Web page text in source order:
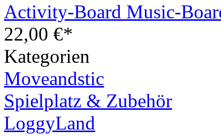
Activity-Board Music-
22,00 €*
Kategorien
Moveandstic
Spielplatz & Zubehör
LoggyLand